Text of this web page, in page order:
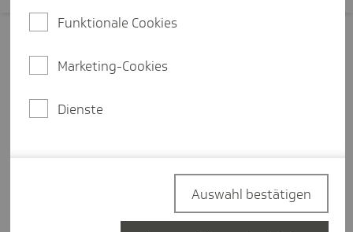
Funktionale Cookies
Marketing-Cookies
Dienste
Auswahl bestätigen